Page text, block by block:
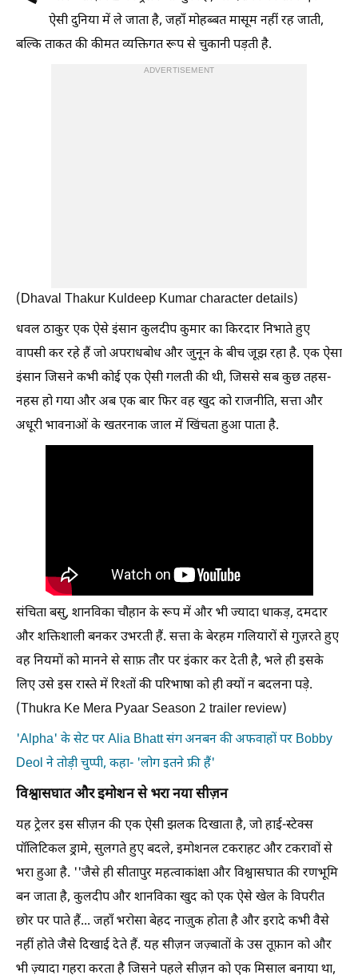
ऐसी दुनिया में ले जाता है, जहाँ मोहब्बत मासूम नहीं रह जाती,
बल्कि ताकत की कीमत व्यक्तिगत रूप से चुकानी पड़ती है.
ADVERTISEMENT
(Dhaval Thakur Kuldeep Kumar character details)
धवल ठाकुर एक ऐसे इंसान कुलदीप कुमार का किरदार निभाते हुए
वापसी कर रहे हैं जो अपराधबोध और जुनून के बीच जूझ रहा है. एक ऐसा
इंसान जिसने कभी कोई एक ऐसी गलती की थी, जिससे सब कुछ तहस-
नहस हो गया और अब एक बार फिर वह खुद को राजनीति, सत्ता और
अधूरी भावनाओं के खतरनाक जाल में खिंचता हुआ पाता है.
संचिता बसु, शानविका चौहान के रूप में और भी ज्यादा धाकड़, दमदार
और शक्तिशाली बनकर उभरती हैं. सत्ता के बेरहम गलियारों से गुज़रते हुए
वह नियमों को मानने से साफ़ तौर पर इंकार कर देती है, भले ही इसके
लिए उसे इस रास्ते में रिश्तों की परिभाषा को ही क्यों न बदलना पड़े.
(Thukra Ke Mera Pyaar Season 2 trailer review)
'Alpha' के सेट पर Alia Bhatt संग अनबन की अफवाहों पर Bobby
Deol ने तोड़ी चुप्पी, कहा- 'लोग इतने फ्री हैं'
विश्वासघात और इमोशन से भरा नया सीज़न
यह ट्रेलर इस सीज़न की एक ऐसी झलक दिखाता है, जो हाई-स्टेक्स
पॉलिटिकल ड्रामे, सुलगते हुए बदले, इमोशनल टकराहट और टकरावों से
भरा हुआ है. ''जैसे ही सीतापुर महत्वाकांक्षा और विश्वासघात की रणभूमि
बन जाता है, कुलदीप और शानविका खुद को एक ऐसे खेल के विपरीत
छोर पर पाते हैं... जहाँ भरोसा बेहद नाज़ुक होता है और इरादे कभी वैसे
नहीं होते जैसे दिखाई देते हैं. यह सीज़न जज़्बातों के उस तूफ़ान को और
भी ज़्यादा गहरा करता है जिसने पहले सीज़न को एक मिसाल बनाया था,